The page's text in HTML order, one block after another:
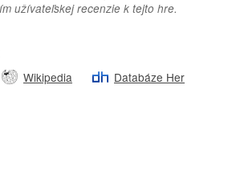
užívateľskej recenzie k tejto hre.
Wikipedia Databáze Her